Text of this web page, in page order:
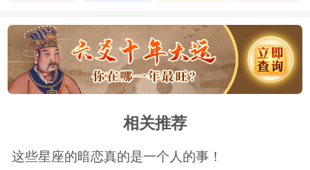
过于客观，缺乏情感共鸣
AB血型的人在阐述观点时，往往站在客
观立场上，不带私人感情。这种客观的态度
虽然有助于他们保持公正和中立，但在微信
聊天中，却可能让对方感到缺乏情感共鸣。
相关推荐
这些星座的暗恋真的是一个人的事！